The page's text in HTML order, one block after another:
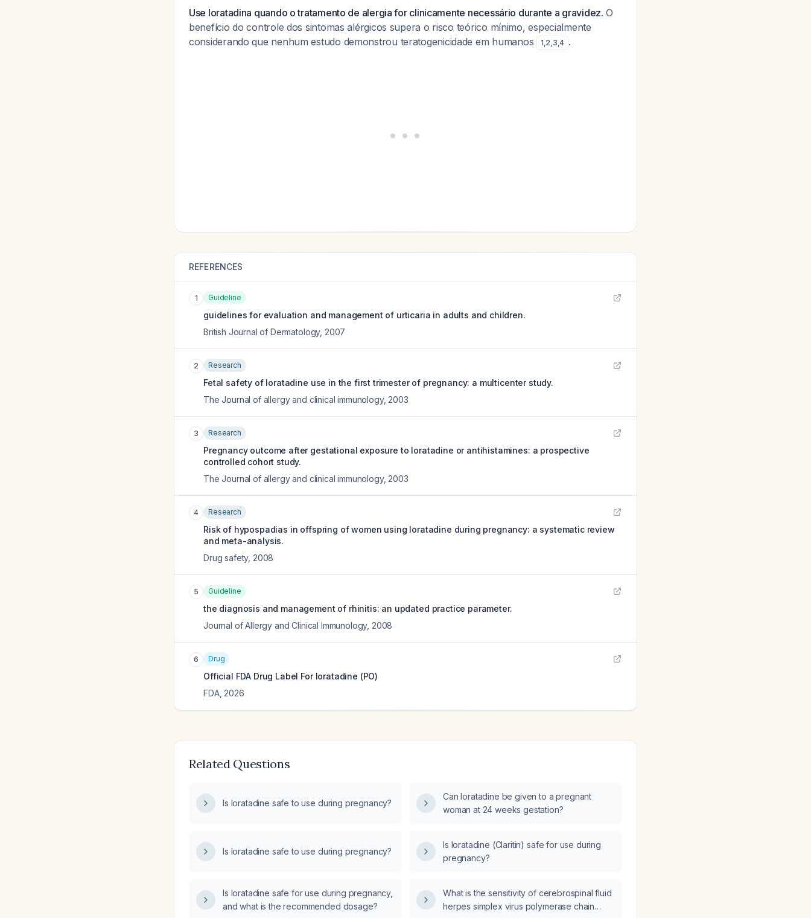
Use loratadina quando o tratamento de alergia for clinicamente necessário durante a gravidez. O
benefício do controle dos sintomas alérgicos supera o risco teórico mínimo, especialmente
considerando que nenhum estudo demonstrou teratogenicidade em humanos
1,2,3,4 .
REFERENCES
1 Guideline
guidelines for evaluation and management of urticaria in adults and children.
British Journal of Dermatology, 2007
2 Research
Fetal safety of loratadine use in the first trimester of pregnancy: a multicenter study.
The Journal of allergy and clinical immunology, 2003
3 Research
Pregnancy outcome after gestational exposure to loratadine or antihistamines: a prospective
controlled cohort study.
The Journal of allergy and clinical immunology, 2003
4 Research
Risk of hypospadias in offspring of women using loratadine during pregnancy: a systematic review
and meta-analysis.
Drug safety, 2008
5 Guideline
the diagnosis and management of rhinitis: an updated practice parameter.
Journal of Allergy and Clinical Immunology, 2008
6 Drug
Official FDA Drug Label For loratadine (PO)
FDA, 2026
Related Questions
Is loratadine safe to use during pregnancy?
Can loratadine be given to a pregnant
woman at 24 weeks gestation?
Is loratadine safe to use during pregnancy?
Is loratadine (Claritin) safe for use during
pregnancy?
Is loratadine safe for use during pregnancy,
and what is the recommended dosage?
What is the sensitivity of cerebrospinal fluid
herpes simplex virus polymerase chain